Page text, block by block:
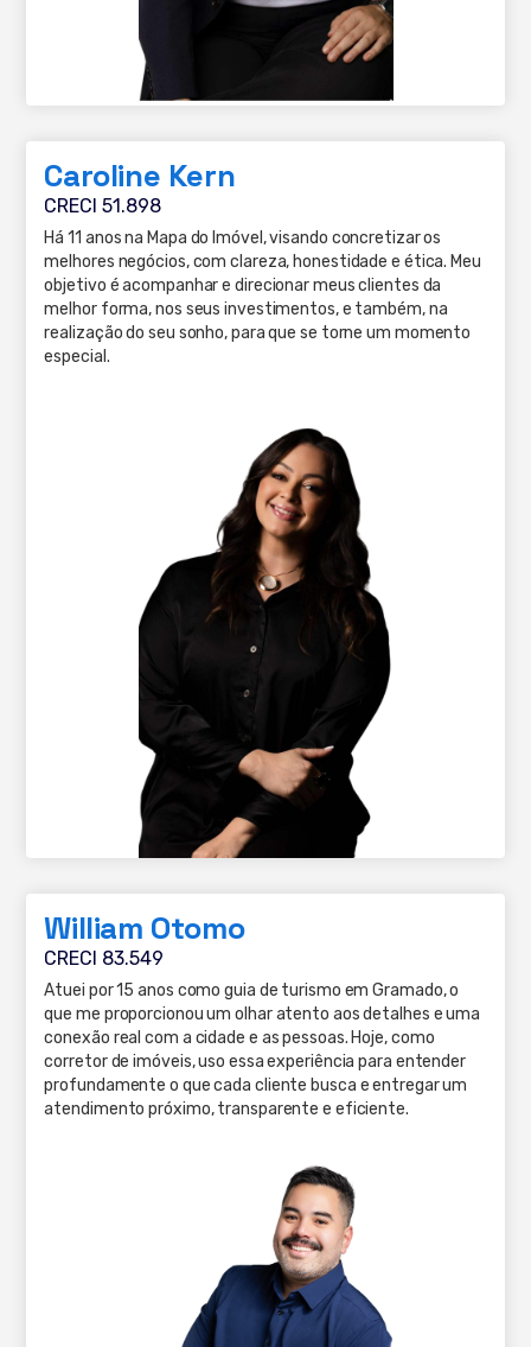
Caroline Kern
CRECI 51.898
Há 11 anos na Mapa do Imóvel, visando concretizar os
melhores negócios, com clareza, honestidade e ética. Meu
objetivo é acompanhar e direcionar meus clientes da
melhor forma, nos seus investimentos, e também, na
realização do seu sonho, para que se torne um momento
especial.
William Otomo
CRECI 83.549
Atuei por 15 anos como guia de turismo em Gramado, o
que me proporcionou um olhar atento aos detalhes e uma
conexão real com a cidade e as pessoas. Hoje, como
corretor de imóveis, uso essa experiência para entender
profundamente o que cada cliente busca e entregar um
atendimento próximo, transparente e eficiente.